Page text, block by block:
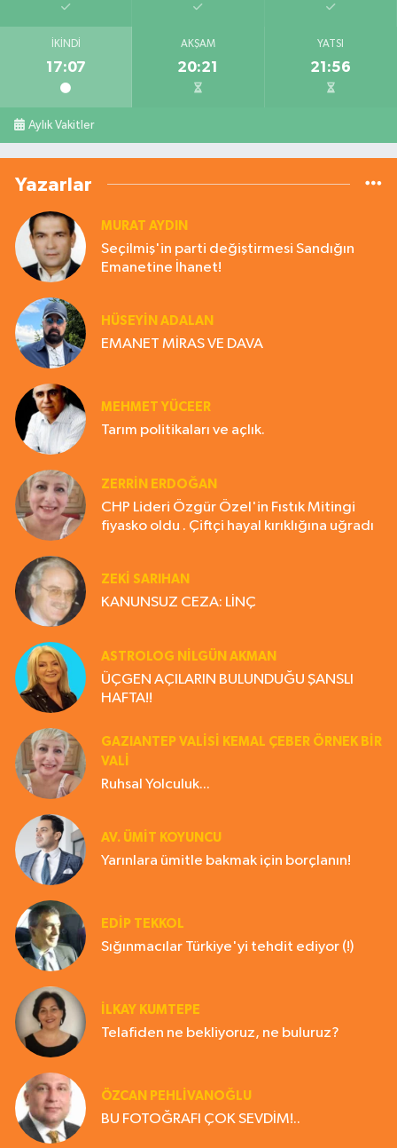
İKINDI
17:07
AKŞAM
20:21
YATSI
21:56
Aylık Vakitler
Yazarlar
MURAT AYDIN
Seçilmiş'in parti değiştirmesi Sandığın
Emanetine İhanet!
HÜSEYIN ADALAN
EMANET MİRAS VE DAVA
MEHMET YÜCEER
Tarım politikaları ve açlık.
ZERRIN ERDOĞAN
CHP Lideri Özgür Özel'in Fıstık Mitingi
fiyasko oldu . Çiftçi hayal kırıklığına uğradı
ZEKI SARIHAN
KANUNSUZ CEZA: LİNÇ
ASTROLOG NILGÜN AKMAN
ÜÇGEN AÇILARIN BULUNDUĞU ŞANSLI
HAFTA!!
GAZIANTEP VALISI KEMAL ÇEBER ÖRNEK BİR
VALİ
Ruhsal Yolculuk...
AV. ÜMIT KOYUNCU
Yarınlara ümitle bakmak için borçlanın!
EDIP TEKKOL
Sığınmacılar Türkiye'yi tehdit ediyor (!)
İLKAY KUMTEPE
Telafiden ne bekliyoruz, ne buluruz?
ÖZCAN PEHLİVANOĞLU
BU FOTOĞRAFI ÇOK SEVDİM!..